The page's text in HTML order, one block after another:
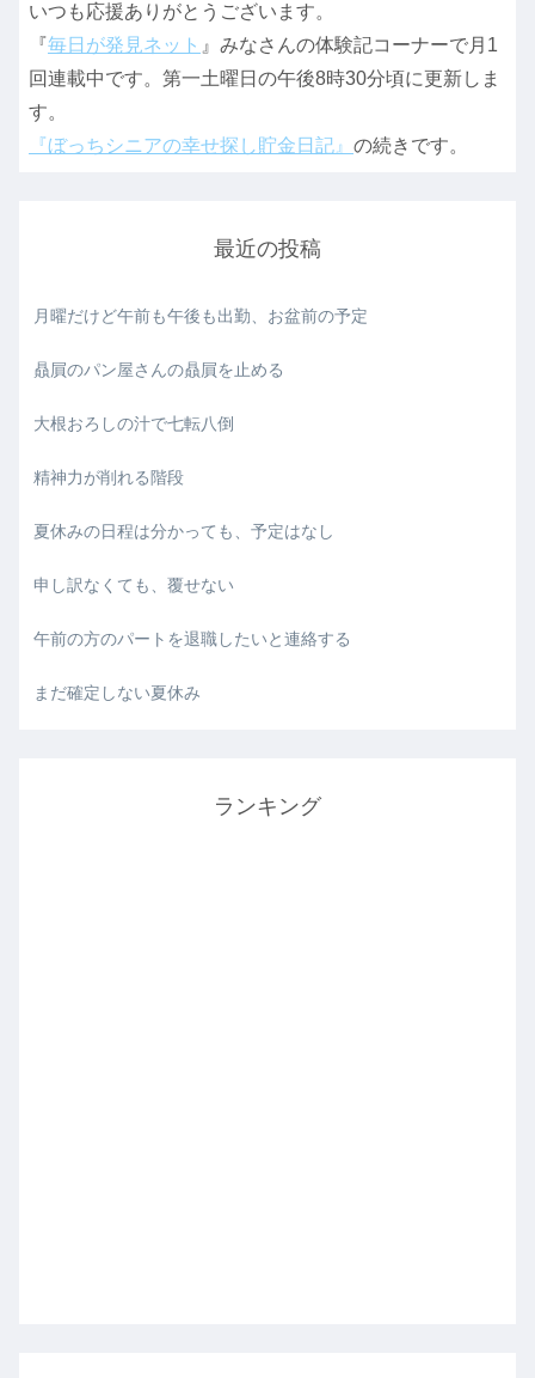
いつも応援ありがとうございます。
『毎日が発見ネット 』みなさんの体験記コーナーで月1
回連載中です。第一土曜日の午後8時30分頃に更新しま
す。
『ぼっちシニアの幸せ探し貯金日記』 の続きです。
最近の投稿
月曜だけど午前も午後も出勤、お盆前の予定
贔屓のパン屋さんの贔屓を止める
大根おろしの汁で七転八倒
精神力が削れる階段
夏休みの日程は分かっても、予定はなし
申し訳なくても、覆せない
午前の方のパートを退職したいと連絡する
まだ確定しない夏休み
ランキング